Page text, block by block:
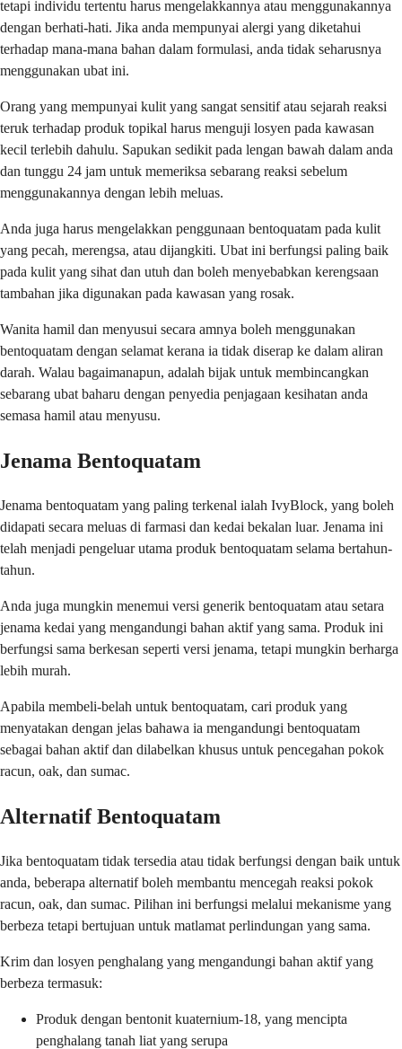
tetapi individu tertentu harus mengelakkannya atau menggunakannya
dengan berhati-hati. Jika anda mempunyai alergi yang diketahui
terhadap mana-mana bahan dalam formulasi, anda tidak seharusnya
menggunakan ubat ini.
Orang yang mempunyai kulit yang sangat sensitif atau sejarah reaksi
teruk terhadap produk topikal harus menguji losyen pada kawasan
kecil terlebih dahulu. Sapukan sedikit pada lengan bawah dalam anda
dan tunggu 24 jam untuk memeriksa sebarang reaksi sebelum
menggunakannya dengan lebih meluas.
Anda juga harus mengelakkan penggunaan bentoquatam pada kulit
yang pecah, merengsa, atau dijangkiti. Ubat ini berfungsi paling baik
pada kulit yang sihat dan utuh dan boleh menyebabkan kerengsaan
tambahan jika digunakan pada kawasan yang rosak.
Wanita hamil dan menyusui secara amnya boleh menggunakan
bentoquatam dengan selamat kerana ia tidak diserap ke dalam aliran
darah. Walau bagaimanapun, adalah bijak untuk membincangkan
sebarang ubat baharu dengan penyedia penjagaan kesihatan anda
semasa hamil atau menyusu.
Jenama Bentoquatam
Jenama bentoquatam yang paling terkenal ialah IvyBlock, yang boleh
didapati secara meluas di farmasi dan kedai bekalan luar. Jenama ini
telah menjadi pengeluar utama produk bentoquatam selama bertahun-
tahun.
Anda juga mungkin menemui versi generik bentoquatam atau setara
jenama kedai yang mengandungi bahan aktif yang sama. Produk ini
berfungsi sama berkesan seperti versi jenama, tetapi mungkin berharga
lebih murah.
Apabila membeli-belah untuk bentoquatam, cari produk yang
menyatakan dengan jelas bahawa ia mengandungi bentoquatam
sebagai bahan aktif dan dilabelkan khusus untuk pencegahan pokok
racun, oak, dan sumac.
Alternatif Bentoquatam
Jika bentoquatam tidak tersedia atau tidak berfungsi dengan baik untuk
anda, beberapa alternatif boleh membantu mencegah reaksi pokok
racun, oak, dan sumac. Pilihan ini berfungsi melalui mekanisme yang
berbeza tetapi bertujuan untuk matlamat perlindungan yang sama.
Krim dan losyen penghalang yang mengandungi bahan aktif yang
berbeza termasuk:
Produk dengan bentonit kuaternium-18, yang mencipta
penghalang tanah liat yang serupa